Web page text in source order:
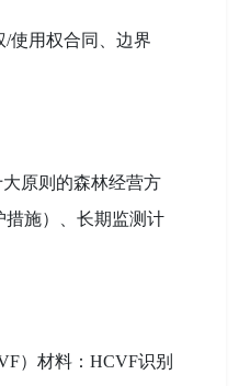
/使用权合同、边界
原则的森林经营方
措施）、长期监测计
）材料：HCVF识别